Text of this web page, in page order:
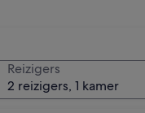
Reizigers
2 reizigers, 1 kamer